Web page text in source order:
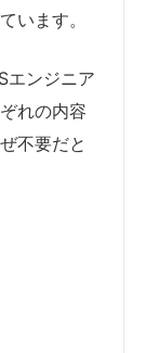
います。
エンジニア
れの内容
不要だと